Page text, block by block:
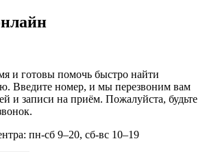
и готовы помочь быстро найти
Введите номер, и мы перезвоним вам
и записи на приём. Пожалуйста, будьте
пн-сб 9–20, сб-вс 10–19